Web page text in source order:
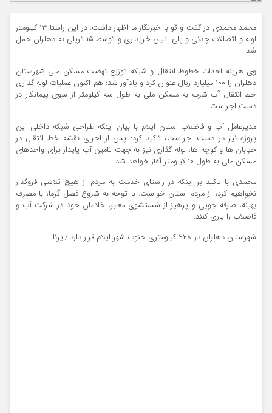
محمد محمدی در گفت و گو با خبرنگار ما اظهار داشت: در این راستا ۱۳ کیلومتر
لوله و اتصالات چدنی و پلی اتیلن خریداری و توسط ۱۵ تریلی به دهلران حمل
شد.
وی هزینه احداث خطوط انتقال و شبکه توزیع نهضت مسکن ملی شهرستان
دهلران را ۱۰۰ میلیارد ریال عنوان کرد و یادآور شد: هم اکنون عملیات لوله گذاری
خط انتقال آب شرب به مسکن ملی به طول سه کیلومتر از سوی پیمانکار در
دست اجراست.
مدیرعامل آب و فاضلاب استان ایلام با بیان اینکه طراحی شبکه داخلی این
پروژه نیز در دست اجراست، تاکید کرد: پس از اجرای نقشه خط انتقال در
خیابان ها و کوچه ها، لوله گذاری نیز به جهت تامین آب پایدار برای واحدهای
مسکن ملی به طول ۱۰ کیلومتر آغاز خواهد شد.
محمدی با تاکید بر اینکه در راستای خدمت به مردم از هیچ تلاشی فروگذار
نخواهیم کرد، از مردم استان خواست: با توجه به شروع فصل گرما، با مصرف
بهینه، صرفه جویی و پرهیز از شستشوی معابر، خادمان خود در شرکت آب و
فاضلاب را یاری کنند.
شهرستان دهلران در ۲۲۸ کیلومتری جنوب شهر ایلام قرار دارد./ایرنا